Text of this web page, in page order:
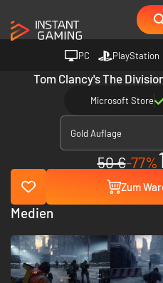
PC PlayStation
Tom Clancy's The
Microsoft Store
Gold Auflage
50 €-77%
Zum
Medien